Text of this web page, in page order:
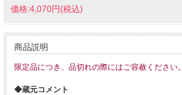
価格:4,070円(税込)
商品説明
限定品につき、品切れの際にはご容赦ください。
◆蔵元コメント